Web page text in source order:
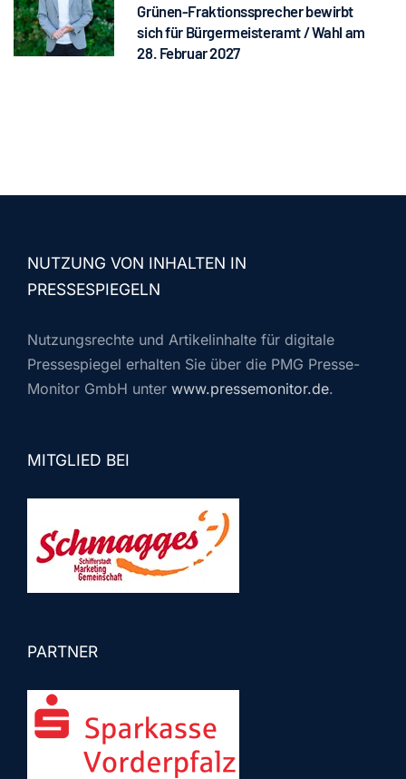
Grünen-Fraktionssprecher bewirbt
sich für Bürgermeisteramt / Wahl am
28. Februar 2027
NUTZUNG VON INHALTEN IN
PRESSESPIEGELN
Nutzungsrechte und Artikelinhalte für digitale
Pressespiegel erhalten Sie über die PMG Presse-
Monitor GmbH unter www.pressemonitor.de.
MITGLIED BEI
PARTNER